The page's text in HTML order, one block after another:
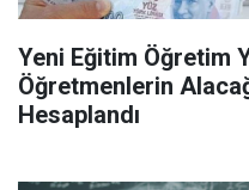
Yeni Eğitim Öğretim
Öğretmenlerin
Hesaplandı